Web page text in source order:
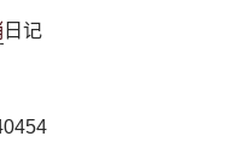
日记